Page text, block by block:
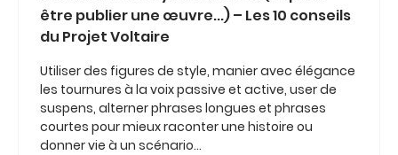
être publier une œuvre...) – Les 10 conseils
du Projet Voltaire
Utiliser des figures de style, manier avec élégance
les tournures à la voix passive et active, user de
suspens, alterner phrases longues et phrases
courtes pour mieux raconter une histoire ou
donner vie à un scénario...